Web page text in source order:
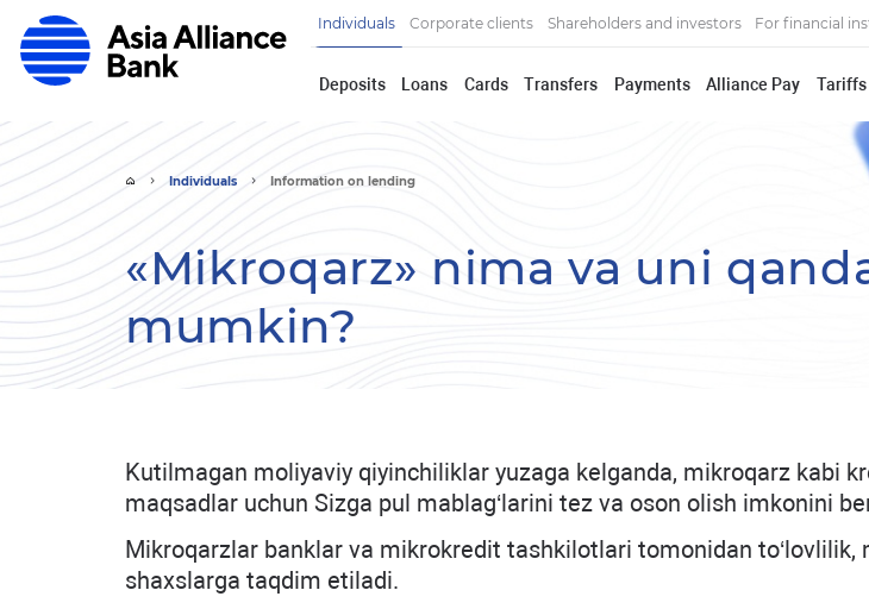
Individuals Corporate clients Shareholders and investors For financial
Deposits Loans Сards Transfers Payments Alliance Pay Tariffs
Individuals Information on lending
«Mikroqarz» nima va uni
mumkin?
Kutilmagan moliyaviy qiyinchiliklar yuzaga kelganda, mikroqarz kabi
maqsadlar uchun Sizga pul mablag‘larini tez va oson olish imkonini
Mikroqarzlar banklar va mikrokredit tashkilotlari tomonidan
shaxslarga taqdim etiladi.